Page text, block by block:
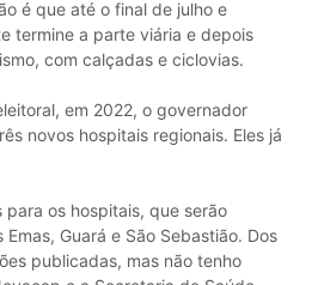
é que até o final de julho e
termine a parte viária e depois
com calçadas e ciclovias.
em 2022, o governador
novos hospitais regionais. Eles já
os hospitais, que serão
Guará e São Sebastião. Dos
publicadas, mas não tenho